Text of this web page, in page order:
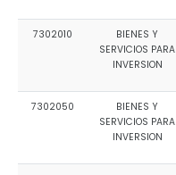
7302010
BIENES Y
SERVICIOS PARA
INVERSION
7302050
BIENES Y
SERVICIOS PARA
INVERSION